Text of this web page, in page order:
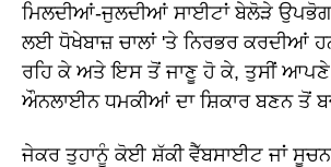
ਮਿਲਦੀਆਂ-ਜੁਲਦੀਆਂ ਸਾਈਟਾਂ ਬੇਲੋੜੇ
ਲਈ ਧੋਖੇਬਾਜ਼ ਚਾਲਾਂ 'ਤੇ ਨਿਰਭਰ ਕਰਦੀਆਂ
ਰਹਿ ਕੇ ਅਤੇ ਇਸ ਤੋਂ ਜਾਣੂ ਹੋ ਕੇ, ਤੁਸੀਂ
ਔਨਲਾਈਨ ਧਮਕੀਆਂ ਦਾ ਸ਼ਿਕਾਰ ਬਣਨ ਤੋਂ
ਜੇਕਰ ਤੁਹਾਨੂੰ ਕੋਈ ਸ਼ੱਕੀ ਵੈੱਬਸਾਈਟ ਜਾਂ